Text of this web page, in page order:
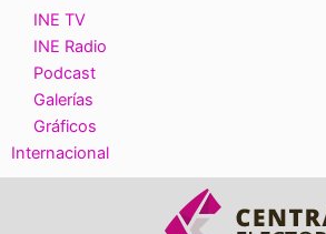
INE TV
INE Radio
Podcast
Galerías
Gráficos
Internacional